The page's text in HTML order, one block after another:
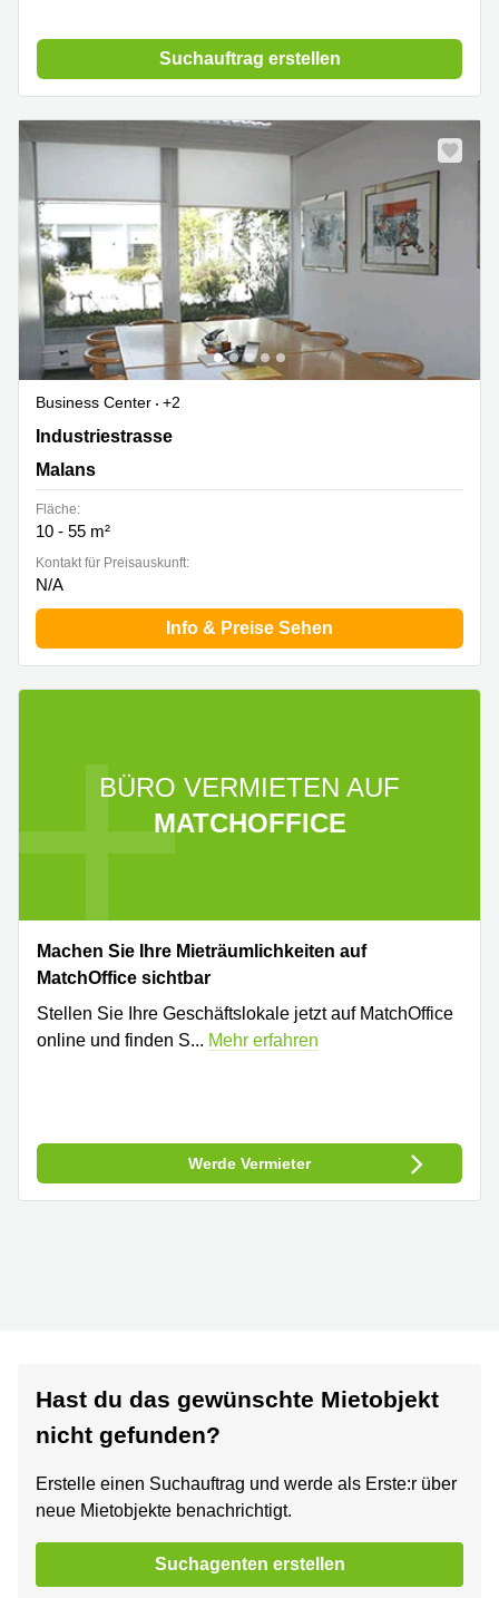
Suchauftrag erstellen
Business Center
+2
Industriestrasse 4, Malans
Industriestrasse
Malans
Fläche:
10 - 55 m²
Kontakt für Preisauskunft:
N/A
Info & Preise Sehen
BÜRO VERMIETEN AUF
MATCHOFFICE
Machen Sie Ihre Mieträumlichkeiten auf
MatchOffice sichtbar
Stellen Sie Ihre Geschäftslokale jetzt auf MatchOffice
online und finden S... Mehr erfahren
Werde Vermieter
Hast du das gewünschte Mietobjekt
nicht gefunden?
Erstelle einen Suchauftrag und werde als Erste:r über
neue Mietobjekte benachrichtigt.
Suchagenten erstellen